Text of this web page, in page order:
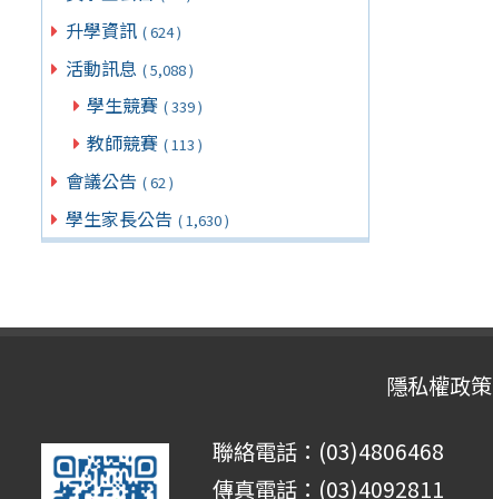
升學資訊 ( 624 )
活動訊息 ( 5,088 )
學生競賽 ( 339 )
教師競賽 ( 113 )
會議公告 ( 62 )
學生家長公告 ( 1,630 )
隱私權政策
聯絡電話：(03)4806468
傳真電話：(03)4092811